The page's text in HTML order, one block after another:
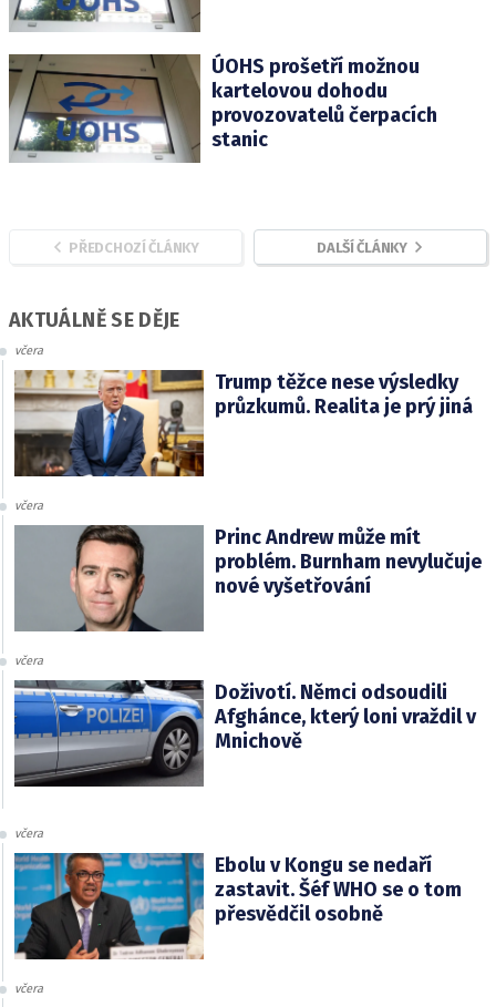
ÚOHS prošetří možnou
kartelovou dohodu
provozovatelů čerpacích
stanic
PŘEDCHOZÍ ČLÁNKY DALŠÍ ČLÁNKY
AKTUÁLNĚ SE DĚJE
včera
Trump těžce nese výsledky
průzkumů. Realita je prý jiná
včera
Princ Andrew může mít
problém. Burnham nevylučuje
nové vyšetřování
včera
Doživotí. Němci odsoudili
Afghánce, který loni vraždil v
Mnichově
včera
Ebolu v Kongu se nedaří
zastavit. Šéf WHO se o tom
přesvědčil osobně
včera